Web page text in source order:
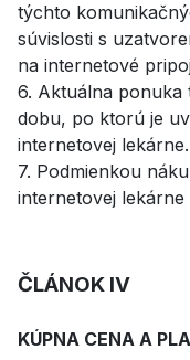
týchto
súvislosti s
na internetové
6. Aktuálna ponuka
dobu, po ktorú je
internetovej lekárne.
7. Podmienkou
internetovej
ČLÁNOK IV
KÚPNA CENA A